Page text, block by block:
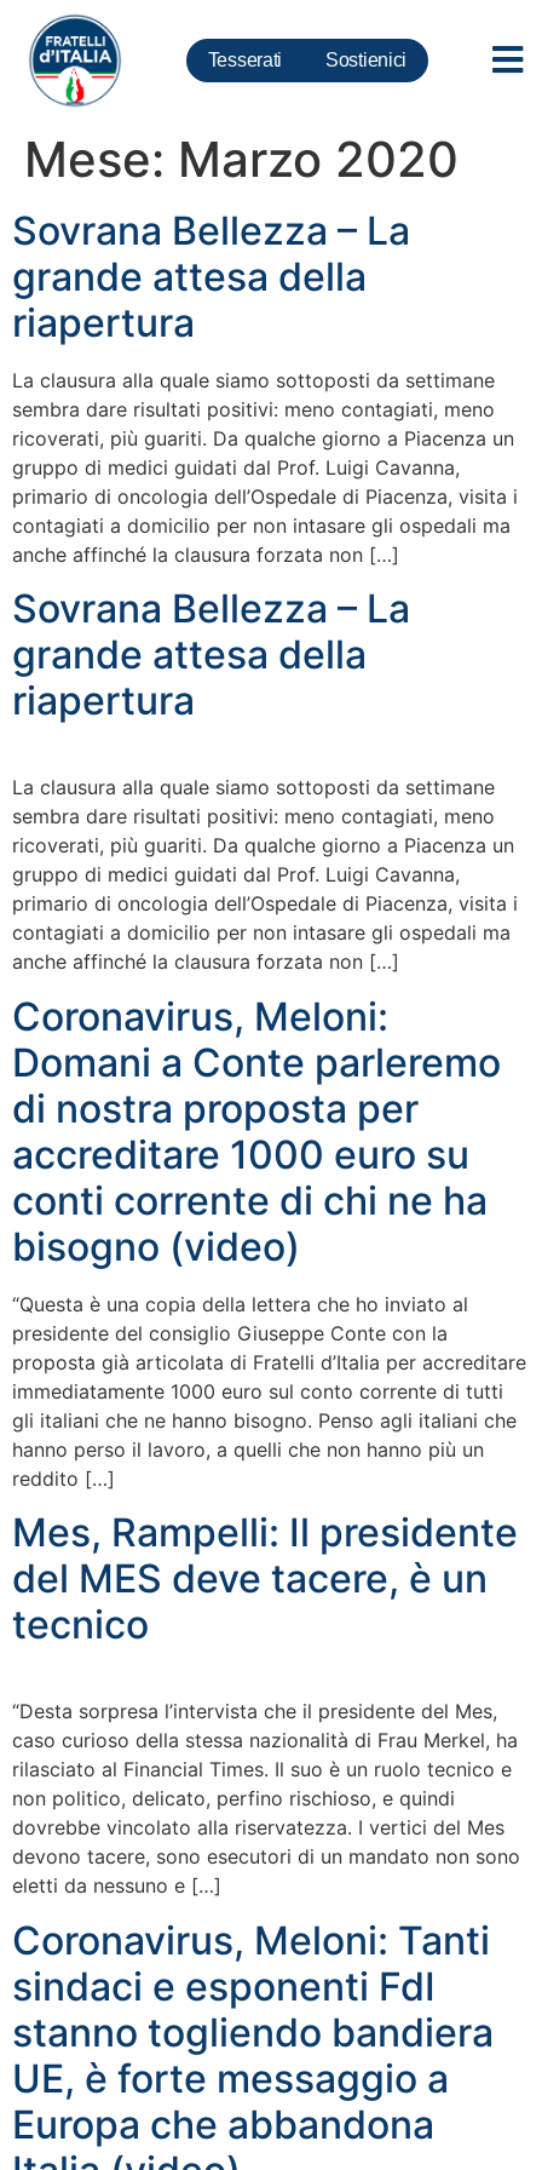
Tesserati Sostienici
Mese: Marzo 2020
Sovrana Bellezza – La
grande attesa della
riapertura
La clausura alla quale siamo sottoposti da settimane
sembra dare risultati positivi: meno contagiati, meno
ricoverati, più guariti. Da qualche giorno a Piacenza un
gruppo di medici guidati dal Prof. Luigi Cavanna,
primario di oncologia dell’Ospedale di Piacenza, visita i
contagiati a domicilio per non intasare gli ospedali ma
anche affinché la clausura forzata non […]
Sovrana Bellezza – La
grande attesa della
riapertura
La clausura alla quale siamo sottoposti da settimane
sembra dare risultati positivi: meno contagiati, meno
ricoverati, più guariti. Da qualche giorno a Piacenza un
gruppo di medici guidati dal Prof. Luigi Cavanna,
primario di oncologia dell’Ospedale di Piacenza, visita i
contagiati a domicilio per non intasare gli ospedali ma
anche affinché la clausura forzata non […]
Coronavirus, Meloni:
Domani a Conte parleremo
di nostra proposta per
accreditare 1000 euro su
conti corrente di chi ne ha
bisogno (video)
“Questa è una copia della lettera che ho inviato al
presidente del consiglio Giuseppe Conte con la
proposta già articolata di Fratelli d’Italia per accreditare
immediatamente 1000 euro sul conto corrente di tutti
gli italiani che ne hanno bisogno. Penso agli italiani che
hanno perso il lavoro, a quelli che non hanno più un
reddito […]
Mes, Rampelli: Il presidente
del MES deve tacere, è un
tecnico
“Desta sorpresa l’intervista che il presidente del Mes,
caso curioso della stessa nazionalità di Frau Merkel, ha
rilasciato al Financial Times. Il suo è un ruolo tecnico e
non politico, delicato, perfino rischioso, e quindi
dovrebbe vincolato alla riservatezza. I vertici del Mes
devono tacere, sono esecutori di un mandato non sono
eletti da nessuno e […]
Coronavirus, Meloni: Tanti
sindaci e esponenti FdI
stanno togliendo bandiera
UE, è forte messaggio a
Europa che abbandona